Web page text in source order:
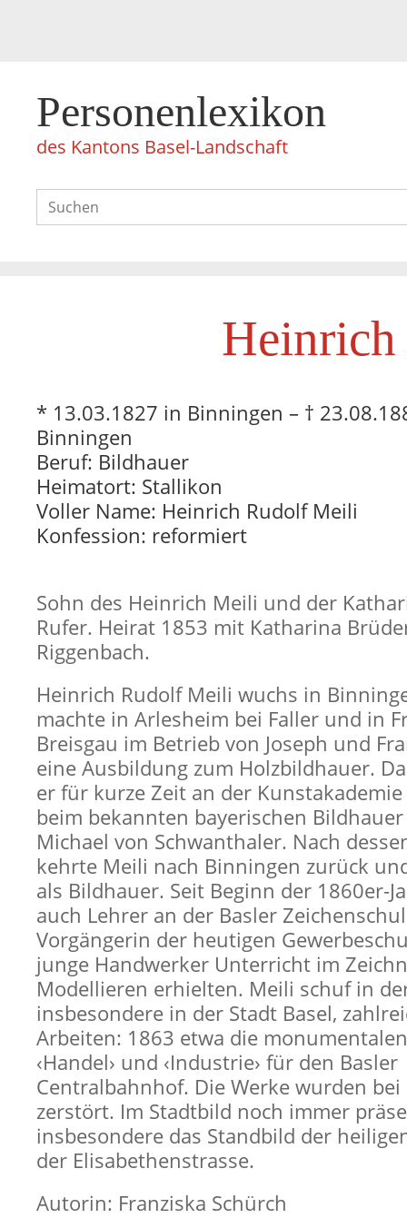
Personenlexikon
des Kantons Basel-Landschaft
* 13.03.1827 in Binningen – †
Binningen
Beruf: Bildhauer
Heimatort: Stallikon
Voller Name: Heinrich Rudolf Meili
Konfession: reformiert
Sohn des Heinrich Meili und der
Rufer. Heirat 1853 mit Katharina
Riggenbach.
Heinrich Rudolf Meili wuchs in
machte in Arlesheim bei Faller und in
Breisgau im Betrieb von Joseph und
eine Ausbildung zum Holzbildhauer.
er für kurze Zeit an der
beim bekannten bayerischen
Michael von Schwanthaler. Nach
kehrte Meili nach Binningen zurück
als Bildhauer. Seit Beginn der 1860er-
auch Lehrer an der Basler
Vorgängerin der heutigen
junge Handwerker Unterricht im
Modellieren erhielten. Meili schuf in
insbesondere in der Stadt Basel,
Arbeiten: 1863 etwa die
‹Handel› und ‹Industrie› für den Basler
Centralbahnhof. Die Werke wurden
zerstört. Im Stadtbild noch immer
insbesondere das Standbild der
der Elisabethenstrasse.
Autorin: Franziska Schürch